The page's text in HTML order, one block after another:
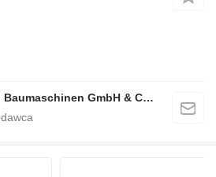
alga Nutzfahrzeug- und Baumaschinen GmbH & Co. KG